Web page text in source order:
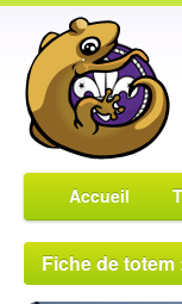
Accueil
Fiche de totem